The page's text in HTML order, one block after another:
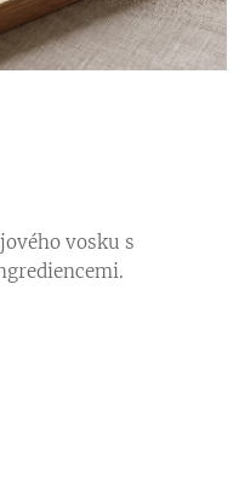
vosku s
♥